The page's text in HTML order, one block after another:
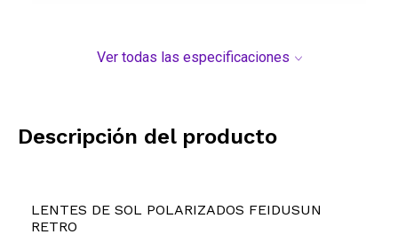
Ver todas las especificaciones
Descripción del producto
LENTES DE SOL POLARIZADOS FEIDUSUN
RETRO